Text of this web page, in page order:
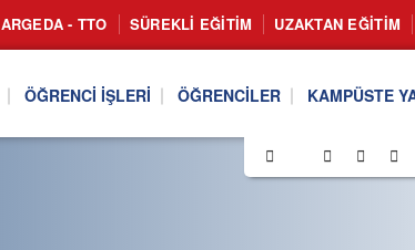
ARGEDA - TTO SÜREKLI EĞITIM UZAKTAN EĞITIM
ÖĞRENCI İŞLERI ÖĞRENCILER KAMPÜSTE